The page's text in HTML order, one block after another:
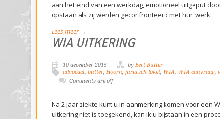
aan het eind van een werkdag, emotioneel uitgeput
opstaan als zij werden geconfronteerd met hun werk.
Lees meer →
WIA UITKERING
10 december 2015 by Bert Butter
advocaat, butter, Hoorn, juridisch loket, WIA, WIA aanvraag,
Comments are off
Na 2 jaar ziekte kunt u in aanmerking komen voor een
uitkering niet is toegekend, kan ik u bijstaan in een